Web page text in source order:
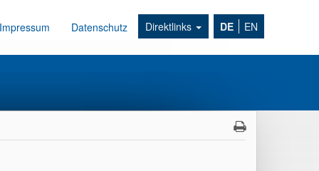
Impressum Datenschutz Direktlinks DE EN